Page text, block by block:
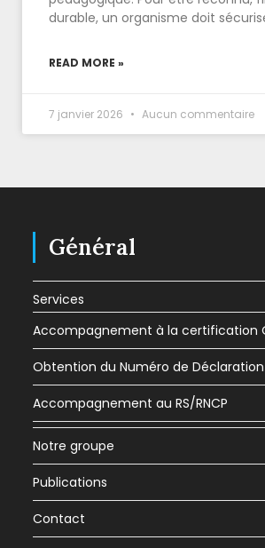
durable, un organisme doit
READ MORE »
7 janvier 2026 Aucun commentaire
Général
Services
Accompagnement à la certification
Obtention du Numéro de Déclaration
Accompagnement au RS/RNCP
Notre groupe
Publications
Contact